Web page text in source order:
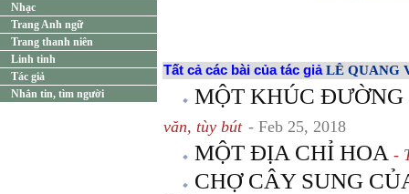
Nhạc
Trang Anh ngữ
Trang thanh niên
Linh tinh
Tác giả
Nhắn tin, tìm người
Tất cả các bài của tác giảLÊ QUANG
MỘT KHÚC ĐƯỜNG
văn, tùy bút - Feb 25, 2018
MỘT ĐỊA CHỈ HOA -
CHỢ CÂY SUNG